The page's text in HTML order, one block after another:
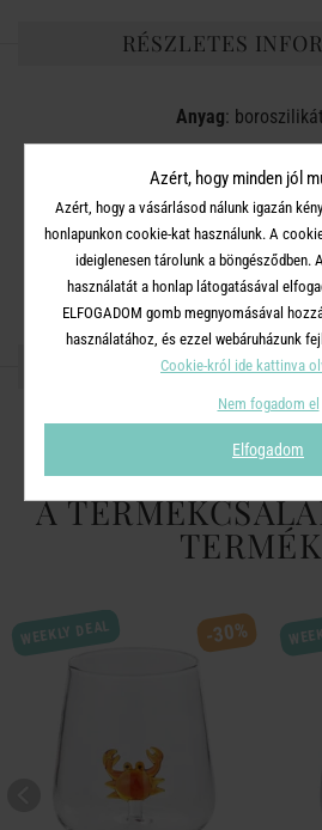
RÉSZLETES
Anyag:
: Magasság: 9 cm
Űrtartalom: 400
Mosogatógépbe nem tehető (
óvatosan
OSZD MEG
A
WEEKLY DEAL -30%
Azért, hogy minden jól
Azért, hogy a vásárlásod nálunk igazán
honlapunkon cookie-kat használunk. A
ideiglenesen tárolunk a böngésződben.
használatát a honlap látogatásával
ELFOGADOM gomb megnyomásával
használatához, és ezzel webáruházunk
Cookie-król ide kattinva
Nem fogadom el
Elfogadom